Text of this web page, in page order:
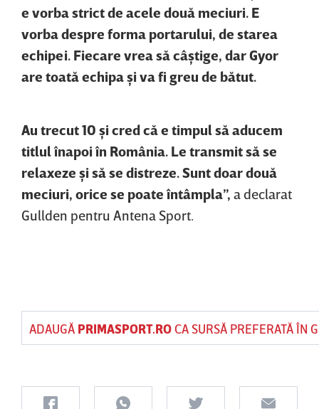
e vorba strict de acele două meciuri. E
vorba despre forma portarului, de starea
echipei. Fiecare vrea să câştige, dar Gyor
are toată echipa şi va fi greu de bătut.
Au trecut 10 şi cred că e timpul să aducem
titlul înapoi în România. Le transmit să se
relaxeze şi să se distreze. Sunt doar două
meciuri, orice se poate întâmpla”, a declarat
Gullden pentru Antena Sport.
ADAUGĂ PRIMASPORT.ROCA SURSĂ PREFERATĂ ÎN